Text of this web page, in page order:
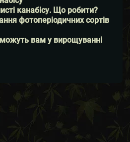
канабісу. Що робити?
фотоперіодичних сортів
вам у вирощуванні